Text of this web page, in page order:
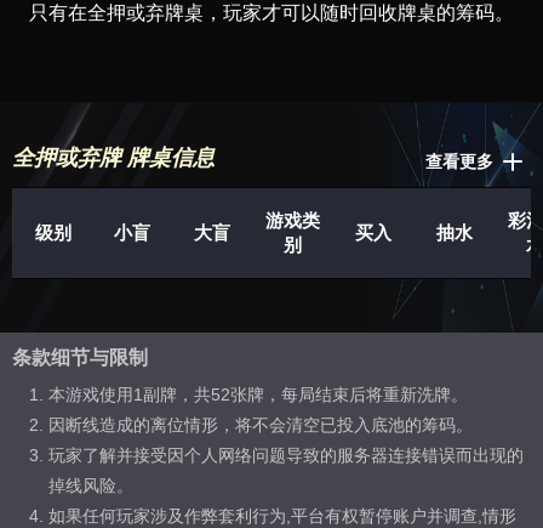
只有在全押或弃牌桌，玩家才可以随时回收牌桌的筹码。
查看更多
全押或弃牌 牌桌信息
级别 小盲 大盲
游戏类
别
买入 抽水
彩
水
条款细节与限制
本游戏使用1副牌，共52张牌，每局结束后将重新洗牌。
因断线造成的离位情形，将不会清空已投入底池的筹码。
玩家了解并接受因个人网络问题导致的服务器连接错误而出现的
掉线风险。
如果任何玩家涉及作弊套利行为,平台有权暂停账户并调查,情形